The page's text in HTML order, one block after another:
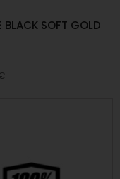
BLACK SOFT GOLD